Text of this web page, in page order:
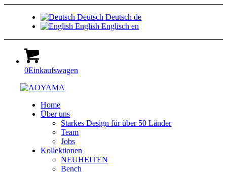
Deutsch Deutsch de
English Englisch en
0Einkaufswagen
Home
Über uns
Starkes Design für über 50 Länder
Team
Jobs
Kollektionen
NEUHEITEN
Bench